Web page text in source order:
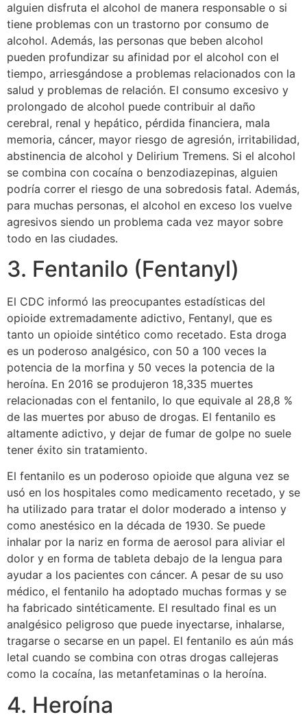
alguien disfruta el alcohol de manera responsable o si
tiene problemas con un trastorno por consumo de
alcohol. Además, las personas que beben alcohol
pueden profundizar su afinidad por el alcohol con el
tiempo, arriesgándose a problemas relacionados con la
salud y problemas de relación. El consumo excesivo y
prolongado de alcohol puede contribuir al daño
cerebral, renal y hepático, pérdida financiera, mala
memoria, cáncer, mayor riesgo de agresión, irritabilidad,
abstinencia de alcohol y Delirium Tremens. Si el alcohol
se combina con cocaína o benzodiazepinas, alguien
podría correr el riesgo de una sobredosis fatal. Además,
para muchas personas, el alcohol en exceso los vuelve
agresivos siendo un problema cada vez mayor sobre
todo en las ciudades.
3. Fentanilo (Fentanyl)
El CDC informó las preocupantes estadísticas del
opioide extremadamente adictivo, Fentanyl, que es
tanto un opioide sintético como recetado. Esta droga
es un poderoso analgésico, con 50 a 100 veces la
potencia de la morfina y 50 veces la potencia de la
heroína. En 2016 se produjeron 18,335 muertes
relacionadas con el fentanilo, lo que equivale al 28,8 %
de las muertes por abuso de drogas. El fentanilo es
altamente adictivo, y dejar de fumar de golpe no suele
tener éxito sin tratamiento.
El fentanilo es un poderoso opioide que alguna vez se
usó en los hospitales como medicamento recetado, y se
ha utilizado para tratar el dolor moderado a intenso y
como anestésico en la década de 1930. Se puede
inhalar por la nariz en forma de aerosol para aliviar el
dolor y en forma de tableta debajo de la lengua para
ayudar a los pacientes con cáncer. A pesar de su uso
médico, el fentanilo ha adoptado muchas formas y se
ha fabricado sintéticamente. El resultado final es un
analgésico peligroso que puede inyectarse, inhalarse,
tragarse o secarse en un papel. El fentanilo es aún más
letal cuando se combina con otras drogas callejeras
como la cocaína, las metanfetaminas o la heroína.
4. Heroína